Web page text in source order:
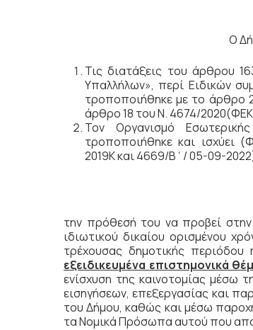
Ο
Τις διατάξεις του άρθρου
Υπαλλήλων», περί Ειδικών
τροποποιήθηκε με το άρθρο
άρθρο 18 του Ν. 4674/2020(ΦΕΚ
Τον Οργανισμό
τροποποιήθηκε και ισχύει
2019Κ και 4669/Β΄/ 05-09-
την πρόθεσή του να προβεί στην
ιδιωτικού δικαίου ορισμένου
τρέχουσας δημοτικής περιόδου
εξειδικευμένα επιστημονικά
ενίσχυση της καινοτομίας μέσω
εισηγήσεων, επεξεργασίας και
του Δήμου, καθώς και μέσω
τα Νομικά Πρόσωπα αυτού που